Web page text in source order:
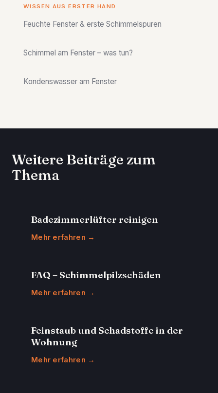
WISSEN AUS ERSTER HAND
Feuchte Fenster & erste Schimmelspuren
Schimmel am Fenster – was tun?
Kondenswasser am Fenster
Weitere Beiträge zum
Thema
Badezimmerlüfter reinigen
Mehr erfahren →
FAQ – Schimmelpilzschäden
Mehr erfahren →
Feinstaub und Schadstoffe in der
Wohnung
Mehr erfahren →